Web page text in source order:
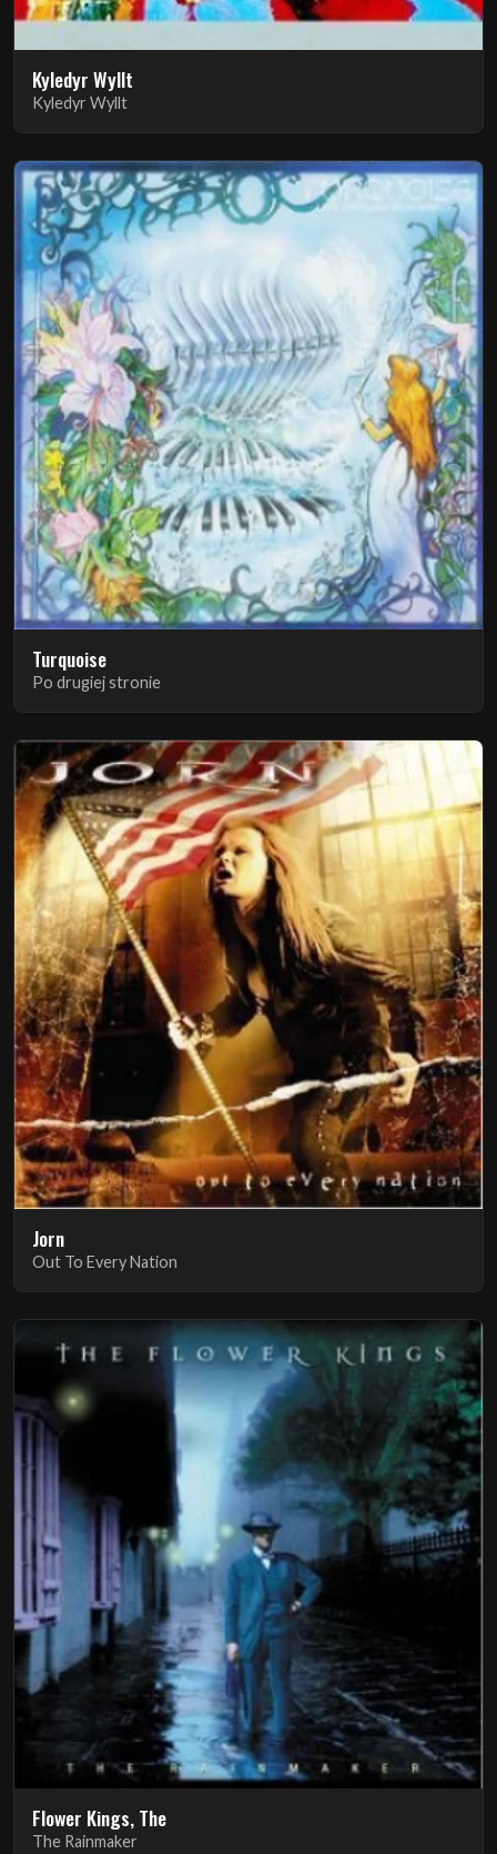
Kyledyr Wyllt
Kyledyr Wyllt
Turquoise
Po drugiej stronie
Jorn
Out To Every Nation
Flower Kings, The
The Rainmaker